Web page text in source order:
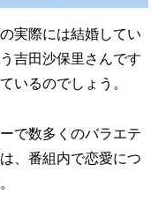
実際には結婚してい
吉田沙保里さんです
いるのでしょう。
で数多くのバラエテ
、番組内で恋愛につ